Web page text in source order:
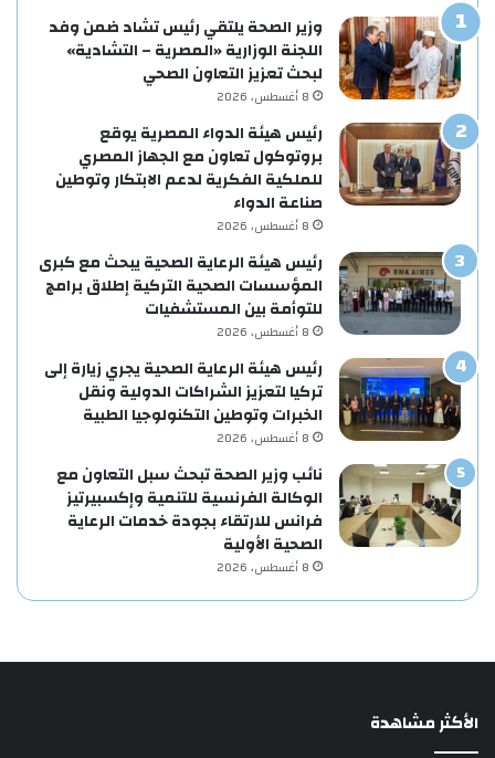
وزير الصحة يلتقي رئيس تشاد ضمن وفد
اللجنة الوزارية «المصرية – التشادية»
لبحث تعزيز التعاون الصحي
8 أغسطس، 2026
رئيس هيئة الدواء المصرية يوقع
بروتوكول تعاون مع الجهاز المصري
للملكية الفكرية لدعم الابتكار وتوطين
صناعة الدواء
8 أغسطس، 2026
رئيس هيئة الرعاية الصحية يبحث مع كبرى
المؤسسات الصحية التركية إطلاق برامج
للتوأمة بين المستشفيات
8 أغسطس، 2026
رئيس هيئة الرعاية الصحية يجري زيارة إلى
تركيا لتعزيز الشراكات الدولية ونقل
الخبرات وتوطين التكنولوجيا الطبية
8 أغسطس، 2026
نائب وزير الصحة تبحث سبل التعاون مع
الوكالة الفرنسية للتنمية وإكسبيرتيز
فرانس للارتقاء بجودة خدمات الرعاية
الصحية الأولية
8 أغسطس، 2026
الأكثر مشاهدة